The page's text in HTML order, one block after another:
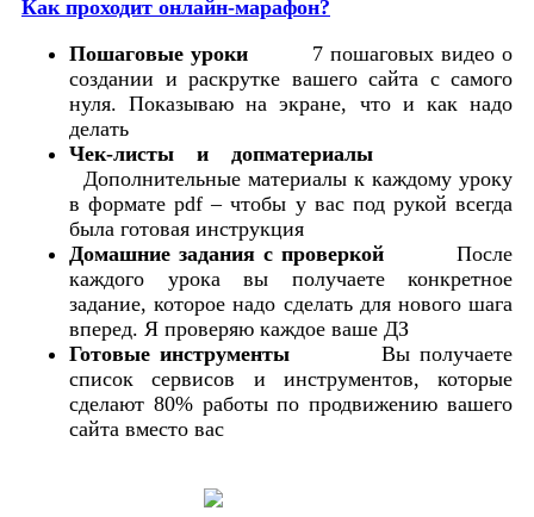
Как проходит онлайн-марафон?
Пошаговые уроки 7 пошаговых видео о
создании и раскрутке вашего сайта с самого
нуля. Показываю на экране, что и как надо
делать
Чек-листы и допматериалы
Дополнительные материалы к каждому уроку
в формате pdf – чтобы у вас под рукой всегда
была готовая инструкция
Домашние задания с проверкойПосле
каждого урока вы получаете конкретное
задание, которое надо сделать для нового шага
вперед. Я проверяю каждое ваше ДЗ
Готовые инструментыВы получаете
список сервисов и инструментов, которые
сделают 80% работы по продвижению вашего
сайта вместо вас